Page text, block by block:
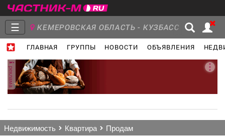
☰ КЕМЕРОВСКАЯ ОБЛАСТЬ - КУЗБАСС
ГЛАВНАЯ ГРУППЫ НОВОСТИ ОБЪЯВЛЕНИЯ
Главная
Группы Новости
реклама
недвижимость квартира продам